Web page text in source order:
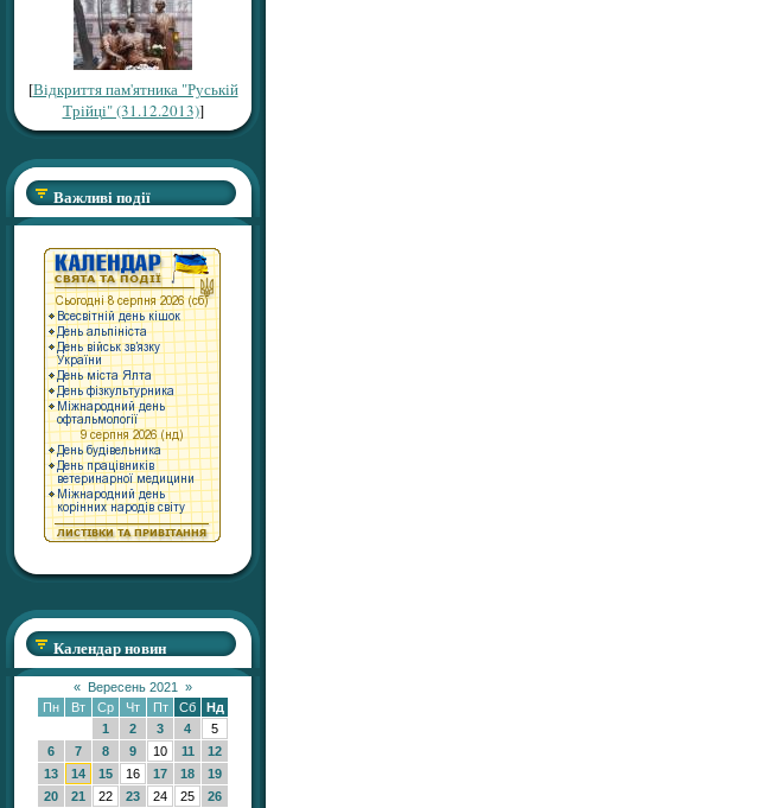
[Відкриття пам'ятника "Руській
Трійці" (31.12.2013)]
Важливі події
Календар новин
« Вересень 2021
»
Пн
Вт Ср Чт Пт Сб
Нд
1
2 3 4
5
6
7 8 9 10 11
12
13
14 15 16 17 18
19
20
21 22 23 24 25
26